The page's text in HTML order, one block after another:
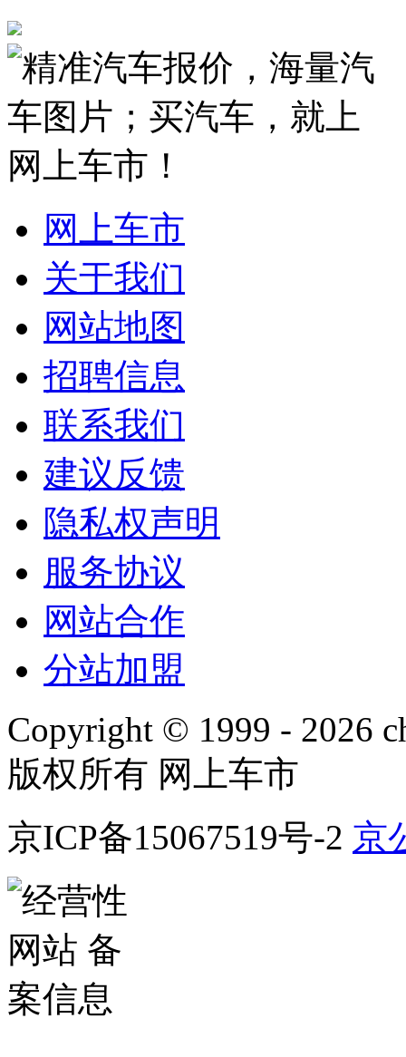
网上车市
关于我们
网站地图
招聘信息
联系我们
建议反馈
隐私权声明
服务协议
网站合作
分站加盟
Copyright © 1999 - 2026
版权所有 网上车市
京ICP备15067519号-2 京